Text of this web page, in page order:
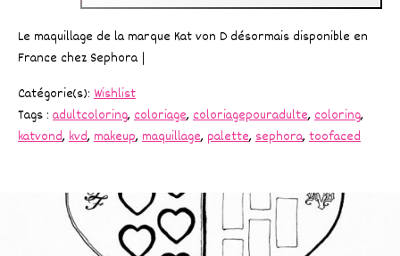
Le maquillage de la marque Kat von D désormais disponible en
France chez Sephora |
Catégorie(s): Wishlist
Tags : adultcoloring,coloriage,coloriagepouradulte,coloring,
katvond,kvd,makeup,maquillage, palette,sephora,toofaced